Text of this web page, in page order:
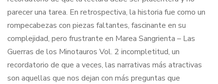
parecer una tarea. En retrospectiva, la historia fue como un
rompecabezas con piezas faltantes, fascinante en su
complejidad, pero frustrante en Marea Sangrienta – Las
Guerras de los Minotauros Vol. 2 incompletitud, un
recordatorio de que a veces, las narrativas más atractivas
son aquellas que nos dejan con más preguntas que